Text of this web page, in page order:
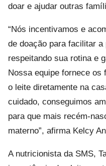
doar e ajudar outras
“Nós incentivamos e
de doação para facilitar
respeitando sua rotina e
Nossa equipe fornece
o leite diretamente na
cuidado, conseguimos
para que mais recém-
materno”, afirma Kelcy
A nutricionista da SMS,